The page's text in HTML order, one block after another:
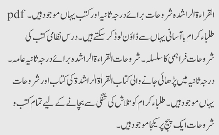
pdf القراءۃ الراشدہ شروحات برائے درجہ ثانیہ اور کتب یہاں موجود ہیں۔
طلباء کرام باآسانی یہاں سے ڈاؤن لوڈ کرسکتے ہیں۔درس نظامی کتب کی
شروحات فراہمی کا سلسلہ۔ شروحات القراءۃ الراشدہ برائے درجہ ثانیہ عامہ۔
درجہ ثانیہ میں پڑھائی جانے والی کتاب القراٰۃ الراشدۃ کی کتاب اور شروحات
یہاں موجود ہیں۔ طلباء کرام کو تلاش کی تنگی سے بچانے کے لیے تمام کتب و
شروحات ایک پیج پر یکجا موجود ہیں۔